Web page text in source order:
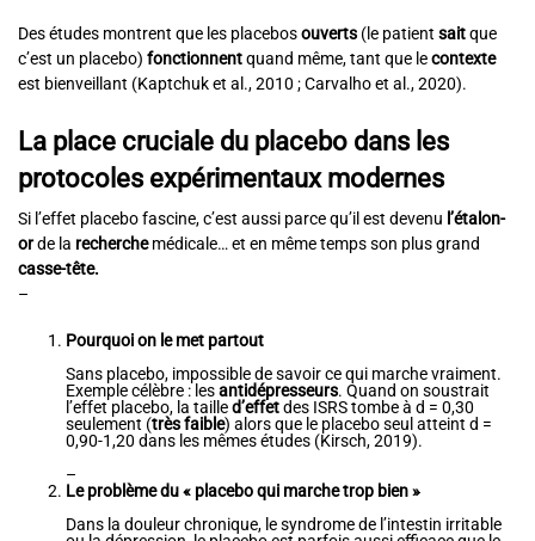
Des études montrent que les placebosouverts (le patient saitque
c’est un placebo) fonctionnentquand même, tant que lecontexte
est bienveillant (Kaptchuk et al., 2010 ; Carvalho et al., 2020).
La place cruciale du placebo dans les
protocoles expérimentaux modernes
Si l’effet placebo fascine, c’est aussi parce qu’il est devenu l’étalon-
orde la recherchemédicale… et en même temps son plus grand
casse-tête.
–
Pourquoi on le met partout
Sans placebo, impossible de savoir ce qui marche vraiment.
Exemple célèbre : lesantidépresseurs. Quand on soustrait
l’effet placebo, la tailled’effetdes ISRS tombe à d = 0,30
seulement (très faible) alors que le placebo seul atteint d =
0,90-1,20 dans les mêmes études (Kirsch, 2019).
–
Le problème du « placebo qui marche trop bien »
Dans la douleur chronique, le syndrome de l’intestin irritable